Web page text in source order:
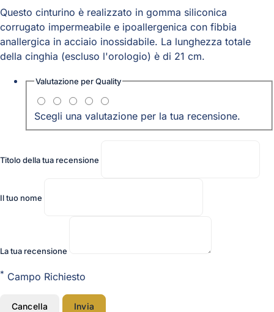
Questo cinturino è realizzato in gomma siliconica
corrugato impermeabile e ipoallergenica con fibbia
anallergica in acciaio inossidabile. La lunghezza totale
della cinghia (escluso l'orologio) è di 21 cm.
Valutazione perQuality
Scegli una valutazione per la tua recensione.
Titolo della tua recensione
Il tuo nome
La tua recensione
* Campo Richiesto
Cancella Invia